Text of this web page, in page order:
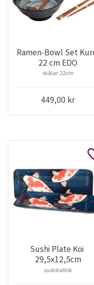
Ramen-Bowl Set
22 cm EDO
skålar 22cm
449,00 kr
Sushi Plate Koi
29,5x12,5cm
sushitallrik